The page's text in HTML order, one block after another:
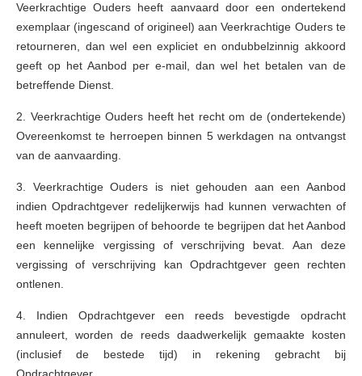
Veerkrachtige Ouders heeft aanvaard door een ondertekend
exemplaar (ingescand of origineel) aan Veerkrachtige Ouders te
retourneren, dan wel een expliciet en ondubbelzinnig akkoord
geeft op het Aanbod per e-mail, dan wel het betalen van de
betreffende Dienst.
2. Veerkrachtige Ouders heeft het recht om de (ondertekende)
Overeenkomst te herroepen binnen 5 werkdagen na ontvangst
van de aanvaarding.
3. Veerkrachtige Ouders is niet gehouden aan een Aanbod
indien Opdrachtgever redelijkerwijs had kunnen verwachten of
heeft moeten begrijpen of behoorde te begrijpen dat het Aanbod
een kennelijke vergissing of verschrijving bevat. Aan deze
vergissing of verschrijving kan Opdrachtgever geen rechten
ontlenen.
4. Indien Opdrachtgever een reeds bevestigde opdracht
annuleert, worden de reeds daadwerkelijk gemaakte kosten
(inclusief de bestede tijd) in rekening gebracht bij